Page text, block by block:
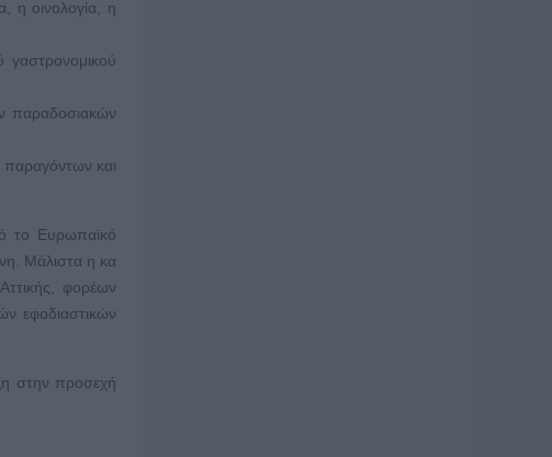
η οινολογία, η
γαστρονομικού
παραδοσιακών
παραγόντων και
το Ευρωπαϊκό
Μάλιστα η κα
φορέων
εφοδιαστικών
στην προσεχή